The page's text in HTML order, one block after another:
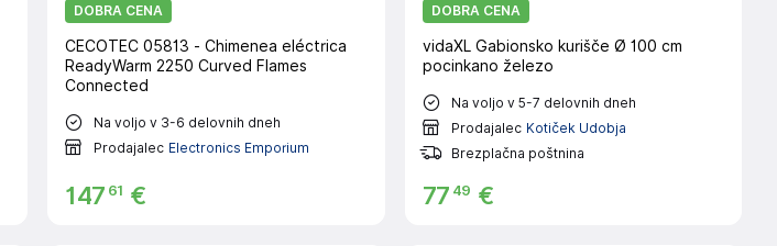
DOBRA CENA
CECOTEC 05813 - Chimenea eléctrica
ReadyWarm 2250 Curved Flames
Connected
Na voljo v 3-6 delovnih dneh
Prodajalec Electronics Emporium
147 61 €
DOBRA CENA
vidaXL Gabionsko kurišče Ø 100 cm
pocinkano železo
Na voljo v 5-7 delovnih dneh
Prodajalec Kotiček Udobja
Brezplačna poštnina
77 49 €